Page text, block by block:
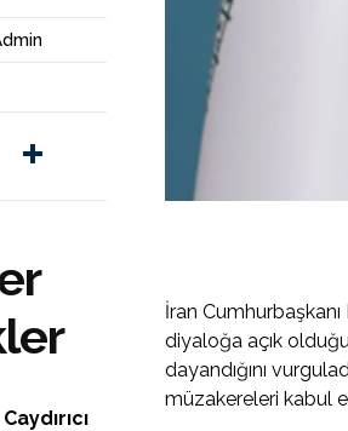
İran
diyaloğa açık
dayandığını
müzakereleri kabul